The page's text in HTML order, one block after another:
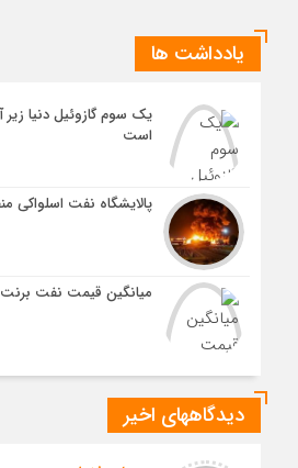
یادداشت ها
یک سوم گازوئیل دنیا
است
پالایشگاه نفت اسلواکی
میانگین قیمت نفت برنت به ۸۰ دلار
دیدگاههای اخیر